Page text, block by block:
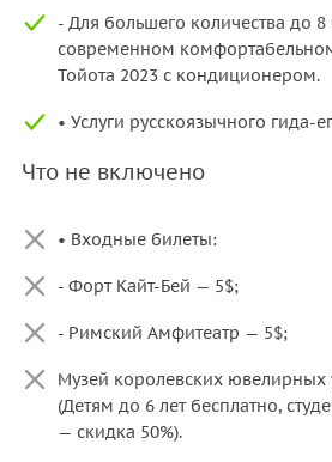
- Для большего количества до 8
современном
Тойота 2023 с кондиционером.
• Услуги русскоязычного гида-
Что не включено
• Входные билеты:
- Форт Кайт-Бей — 5$;
- Римский Амфитеатр — 5$;
Музей королевских
(Детям до 6 лет бесплатно,
— скидка 50%).